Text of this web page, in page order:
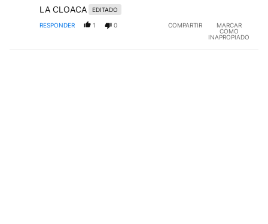
LA CLOACA
EDITADO
RESPONDER 1 0 COMPARTIR
MARCAR
COMO
INAPROPIADO